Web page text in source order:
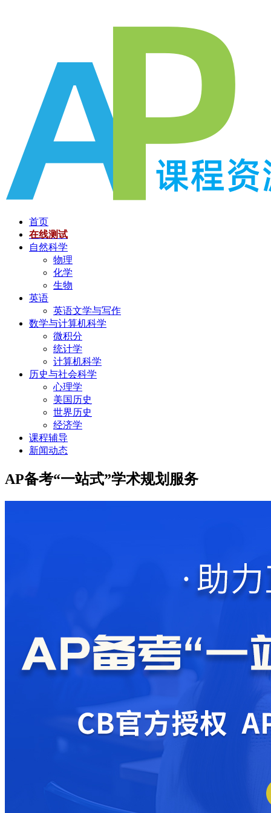
首页
在线测试
自然科学
物理
化学
生物
英语
英语文学与写作
数学与计算机科学
微积分
统计学
计算机科学
历史与社会科学
心理学
美国历史
世界历史
经济学
课程辅导
新闻动态
AP备考“一站式”学术规划服务